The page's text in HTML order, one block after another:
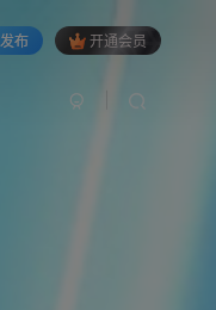
发布 开通会员